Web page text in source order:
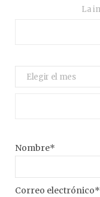
Archivo
Nombre*
Correo electrónico*